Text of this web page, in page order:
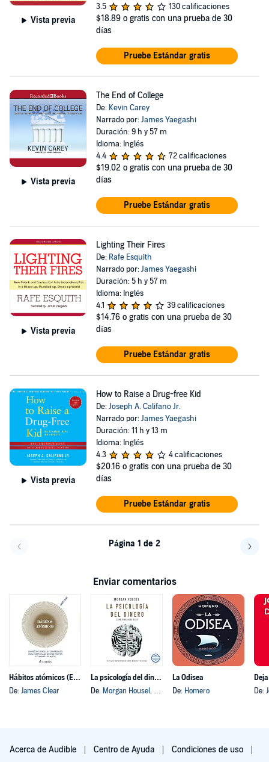
Vista previa
3.5
130 calificaciones
$18.89 o gratis con una prueba de 30
días
Pruebe Estándar gratis
Vista previa
The End of College
De: Kevin Carey
Narrado por:James Yaegashi
Duración: 9 h y 57 m
Idioma: Inglés
4.4
72 calificaciones
$19.02 o gratis con una prueba de 30
días
Pruebe Estándar gratis
Vista previa
Lighting Their Fires
De: Rafe Esquith
Narrado por:James Yaegashi
Duración: 5 h y 57 m
Idioma: Inglés
4.1
39 calificaciones
$14.76 o gratis con una prueba de 30
días
Pruebe Estándar gratis
Vista previa
How to Raise a Drug-free Kid
De:Joseph A. Califano Jr.
Narrado por:James Yaegashi
Duración: 11 h y 13 m
Idioma: Inglés
4.3
4 calificaciones
$20.16 o gratis con una prueba de 30
días
Pruebe Estándar gratis
Página 1 de 2
Enviar comentarios
Hábitos atómicos (Español neutro)
De: James Clear
La psicología del dinero
De: Morgan Housel, y otros
La Odisea
De: Homero
De:
Acerca de Audible Centro de Ayuda Condiciones de uso